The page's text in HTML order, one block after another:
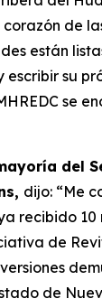
de
están
escribir su
se
del
dijo: “Me
recibido
de
de